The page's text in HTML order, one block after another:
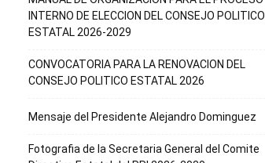
INTERNO DE ELECCION DEL CONSEJO POLITICO
ESTATAL 2026-2029
CONVOCATORIA PARA LA RENOVACION DEL
CONSEJO POLITICO ESTATAL 2026
Mensaje del Presidente Alejandro Dominguez
Fotografia de la Secretaria General del Comite